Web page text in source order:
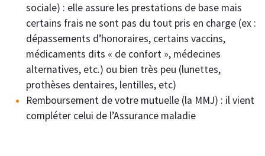
sociale) : elle assure les prestations de base mais
certains frais ne sont pas du tout pris en charge (ex :
dépassements d’honoraires, certains vaccins,
médicaments dits « de confort », médecines
alternatives, etc.) ou bien très peu (lunettes,
prothèses dentaires, lentilles, etc)
Remboursement de votre mutuelle (la MMJ) : il vient
compléter celui de l’Assurance maladie